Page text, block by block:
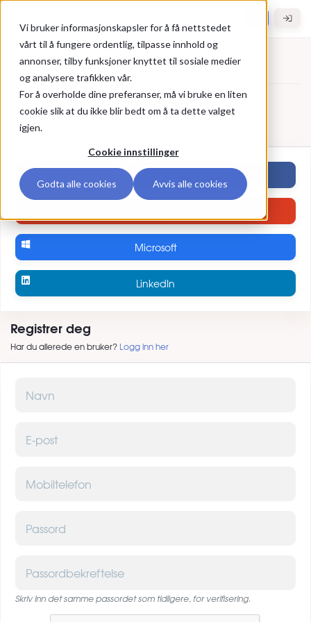
Vi bruker informasjonskapsler for å få nettstedet
vårt til å fungere ordentlig, tilpasse innhold og
annonser, tilby funksjoner knyttet til sosiale medier
og analysere trafikken vår.
For å overholde dine preferanser, må vi bruke en liten
cookie slik at du ikke blir bedt om å ta dette valget
igjen.
Cookie innstillinger
Godta alle cookies Avvis alle cookies
Registrer deg
Registrer deg
Bruk ekstern konto
Registrer deg med ekstern brukerkonto
Facebook
Microsoft
LinkedIn
Registrer deg
Har du allerede en bruker? Logg inn her
Skriv inn det samme passordet som tidligere, for verifisering.